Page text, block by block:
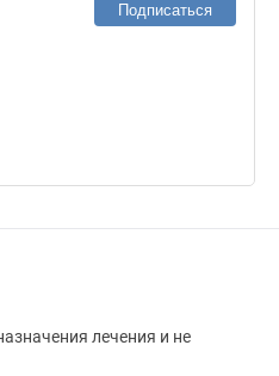
Подписаться
лечения и не